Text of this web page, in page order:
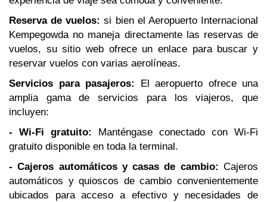
Reserva de vuelos: si bien el Aeropuerto Internacional
Kempegowda no maneja directamente las reservas de
vuelos, su sitio web ofrece un enlace para buscar y
reservar vuelos con varias aerolíneas.
Servicios para pasajeros:
El aeropuerto ofrece una
amplia gama de servicios para los viajeros, que
incluyen:
- Wi-Fi gratuito:
Manténgase conectado con Wi-Fi
gratuito disponible en toda la terminal.
- Cajeros automáticos y casas de cambio: Cajeros
automáticos y quioscos de cambio convenientemente
ubicados para acceso a efectivo y necesidades de